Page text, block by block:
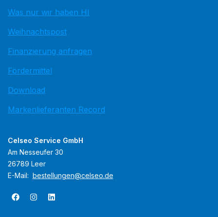
Was nur wir haben HI
Weihnachtspost
Finanzierung anfragen
Fördermittel
Download
Markenlieferanten Record
Celseo Service GmbH
Am Nesseufer 30
26789 Leer
E-Mail: bestellungen@celseo.de